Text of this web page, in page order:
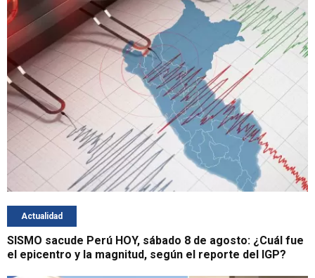
Actualidad
SISMO sacude Perú HOY, sábado 8 de agosto: ¿Cuál fue
el epicentro y la magnitud, según el reporte del IGP?